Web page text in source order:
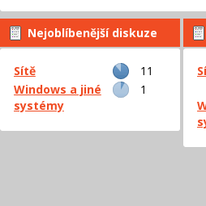
Nejoblíbenější diskuze
Sítě
11
Windows a jiné
systémy
1